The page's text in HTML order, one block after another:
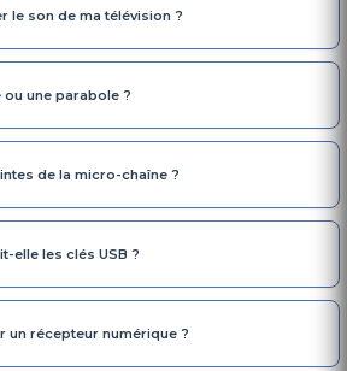
le son de ma télévision ?
ou une parabole ?
de la micro-chaîne ?
elle les clés USB ?
un récepteur numérique ?